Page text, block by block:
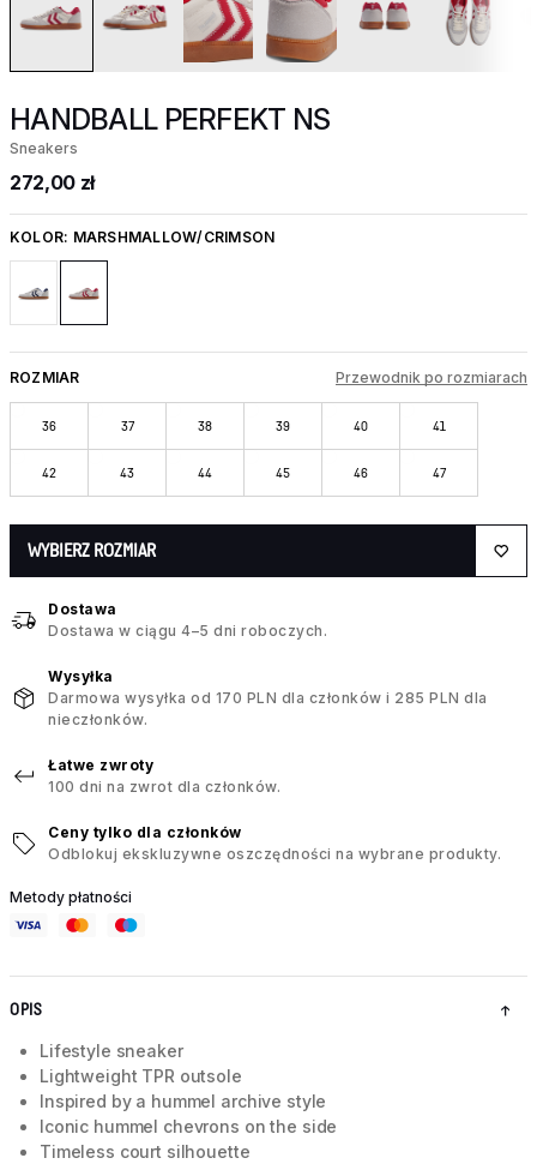
HANDBALL PERFEKT NS
Sneakers
272,00 zł
KOLOR: MARSHMALLOW/CRIMSON
ROZMIAR Przewodnik po rozmiarach
36 37 38 39 40 41
42 43 44 45 46 47
WYBIERZ ROZMIAR
Dostawa
Dostawa w ciągu 4–5 dni roboczych.
Wysyłka
Darmowa wysyłka od 170 PLN dla członków i 285 PLN dla
nieczłonków.
Łatwe zwroty
100 dni na zwrot dla członków.
Ceny tylko dla członków
Odblokuj ekskluzywne oszczędności na wybrane produkty.
Metody płatności
OPIS
Lifestyle sneaker
Lightweight TPR outsole
Inspired by a hummel archive style
Iconic hummel chevrons on the side
Timeless court silhouette